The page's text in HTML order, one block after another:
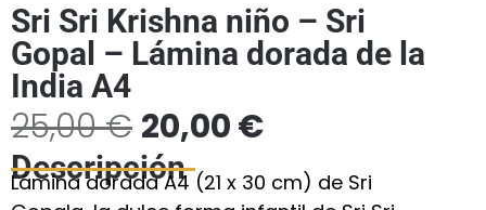
Sri Sri Krishna niño – Sri
Gopal – Lámina dorada de la
India A4
25,00€ 20,00€
Descripción
Lámina dorada A4 (21 x 30 cm) de Sri